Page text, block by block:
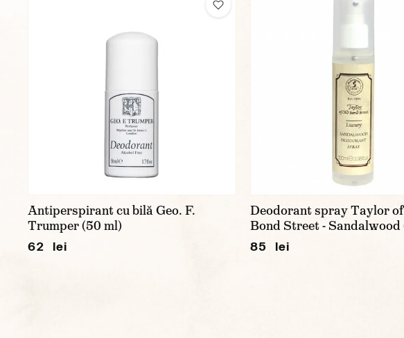
Antiperspirant cu bilă Geo. F.
Trumper (50 ml)
62 lei
Deodorant spray Taylor
Bond Street - Sandalwood
85 lei